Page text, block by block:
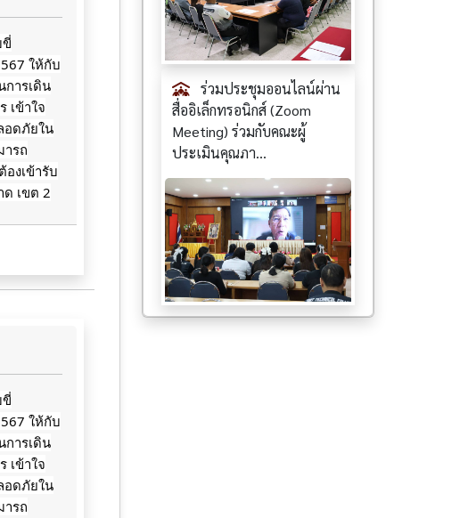
ให้กับ
ารเดิน
เข้าใจ
อดภัยใน
ารถ
งเข้ารับ
เขต 2
ให้กับ
ารเดิน
เข้าใจ
อดภัยใน
ารถ
ร่วมประชุมออนไลน์ผ่าน
สื่ออิเล็กทรอนิกส์ (Zoom
Meeting) ร่วมกับคณะผู้
ประเมินคุณภา...